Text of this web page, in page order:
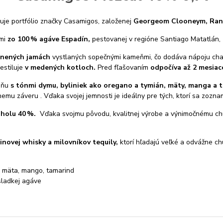
portfólio značky Casamigos, založenej Georgeom Clooneym,
zo 100 % agáve Espadín, pestovanej v regióne Santiago Matatlán,
jamách vystlaných sopečnými kameňmi, čo dodáva nápoju
v medených kotloch. Pred fľašovaním odpočíva až 2
s tónmi dymu, byliniek ako oregano a tymián, mäty, manga a
záveru . Vďaka svojej jemnosti je ideálny pre tých, ktorí sa
40 %. Vďaka svojmu pôvodu, kvalitnej výrobe a výnimočnému
whisky a milovníkov tequily, ktorí hľadajú veľké a odvážne
mango, tamarind
agáve